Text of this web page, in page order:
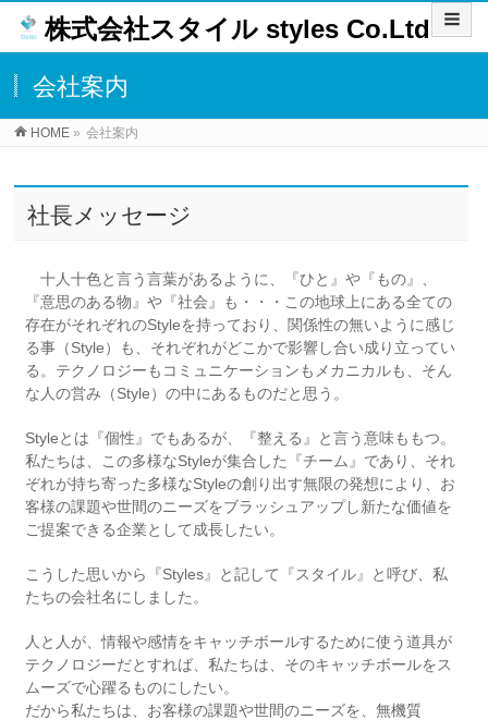
株式会社スタイル styles Co.Ltd
会社案内
HOME » 会社案内
社長メッセージ
十人十色と言う言葉があるように、『ひと』や『もの』、
『意思のある物』や『社会』も・・・この地球上にある全ての
存在がそれぞれのStyleを持っており、関係性の無いように感じ
る事（Style）も、それぞれがどこかで影響し合い成り立ってい
る。テクノロジーもコミュニケーションもメカニカルも、そん
な人の営み（Style）の中にあるものだと思う。
Styleとは『個性』でもあるが、『整える』と言う意味ももつ。
私たちは、この多様なStyleが集合した『チーム』であり、それ
ぞれが持ち寄った多様なStyleの創り出す無限の発想により、お
客様の課題や世間のニーズをブラッシュアップし新たな価値を
ご提案できる企業として成長したい。
こうした思いから『Styles』と記して『スタイル』と呼び、私
たちの会社名にしました。
人と人が、情報や感情をキャッチボールするために使う道具が
テクノロジーだとすれば、私たちは、そのキャッチボールをス
ムーズで心躍るものにしたい。
だから私たちは、お客様の課題や世間のニーズを、無機質